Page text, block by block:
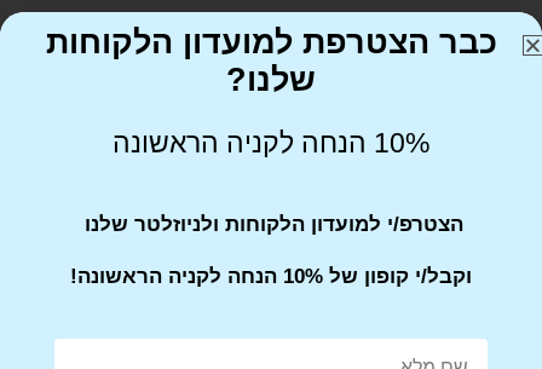
299
כבר הצטרפת למועדון הלקוחות
שלנו?
10% הנחה לקניה הראשונה
הצטרפ/י למועדון הלקוחות ולניוזלטר שלנו
וקבל/י קופון של 10% הנחה לקניה הראשונה!